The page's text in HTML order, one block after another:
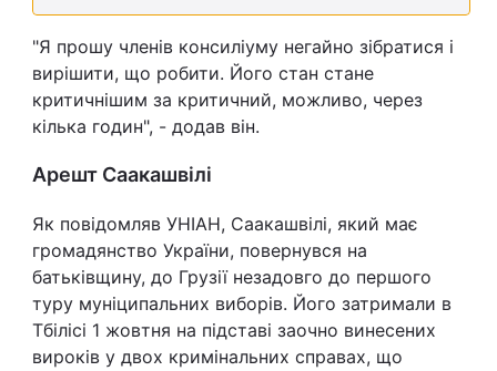
"Я прошу членів консиліуму негайно зібратися і
вирішити, що робити. Його стан стане
критичнішим за критичний, можливо, через
кілька годин", - додав він.
Арешт Саакашвілі
Як повідомляв УНІАН, Саакашвілі, який має
громадянство України, повернувся на
батьківщину, до Грузії незадовго до першого
туру муніципальних виборів. Його затримали в
Тбілісі 1 жовтня на підставі заочно винесених
вироків у двох кримінальних справах, що